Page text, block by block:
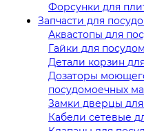
Форсунки для
Запчасти для
Аквастопы для
Гайки для
Детали корзин
Дозаторы
посудомоечных
Замки дверцы
Кабели сетевые